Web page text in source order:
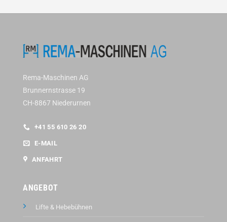
Rema-Maschinen AG
Brunnernstrasse 19
CH-8867 Niederurnen
+41 55 610 26 20
E-MAIL
ANFAHRT
ANGEBOT
Lifte & Hebebühnen